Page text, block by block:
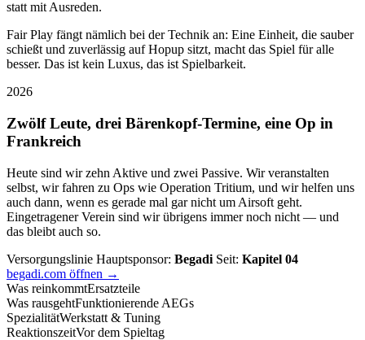
statt mit Ausreden.
Fair Play fängt nämlich bei der Technik an: Eine Einheit, die sauber
schießt und zuverlässig auf Hopup sitzt, macht das Spiel für alle
besser. Das ist kein Luxus, das ist Spielbarkeit.
2026
Zwölf Leute, drei Bärenkopf-Termine, eine Op in
Frankreich
Heute sind wir zehn Aktive und zwei Passive. Wir veranstalten
selbst, wir fahren zu Ops wie Operation Tritium, und wir helfen uns
auch dann, wenn es gerade mal gar nicht um Airsoft geht.
Eingetragener Verein sind wir übrigens immer noch nicht — und
das bleibt auch so.
Versorgungslinie Hauptsponsor: Begadi Seit: Kapitel 04
begadi.com öffnen →
Was reinkommtErsatzteile
Was rausgehtFunktionierende AEGs
SpezialitätWerkstatt & Tuning
ReaktionszeitVor dem Spieltag